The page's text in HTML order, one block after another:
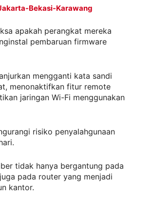
Bekasi-Karawang
apakah perangkat mereka
pembaruan firmware
mengganti kata sandi
menonaktifkan fitur remote
jaringan Wi-Fi menggunakan
risiko penyalahgunaan
tidak hanya bergantung pada
pada router yang menjadi
kantor.